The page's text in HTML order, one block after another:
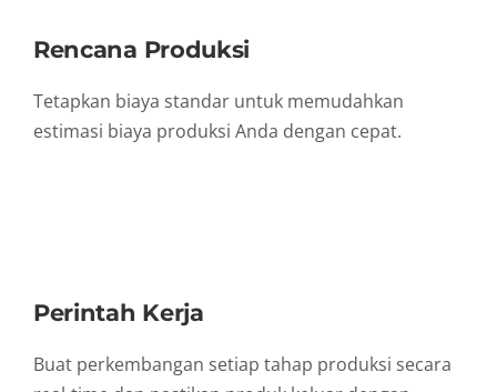
Rencana Produksi
Tetapkan biaya standar untuk memudahkan
estimasi biaya produksi Anda dengan cepat.
Perintah Kerja
Buat perkembangan setiap tahap produksi secara